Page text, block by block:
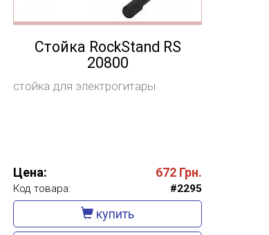
Стойка RockStand RS
20800
стойка для электрогитары
Цена: 672 Грн.
Код товара: #2295
купить